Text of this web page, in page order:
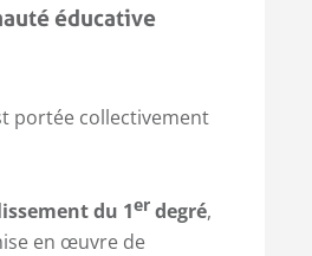
éducative
portée collectivement
du 1er degré,
en œuvre de